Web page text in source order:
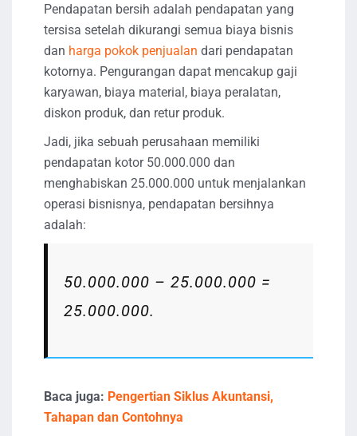
Pendapatan bersih adalah pendapatan yang
tersisa setelah dikurangi semua biaya bisnis
dan harga pokok penjualan dari pendapatan
kotornya. Pengurangan dapat mencakup gaji
karyawan, biaya material, biaya peralatan,
diskon produk, dan retur produk.
Jadi, jika sebuah perusahaan memiliki
pendapatan kotor 50.000.000 dan
menghabiskan 25.000.000 untuk menjalankan
operasi bisnisnya, pendapatan bersihnya
adalah:
50.000.000 – 25.000.000 =
25.000.000.
Baca juga: Pengertian Siklus Akuntansi,
Tahapan dan Contohnya